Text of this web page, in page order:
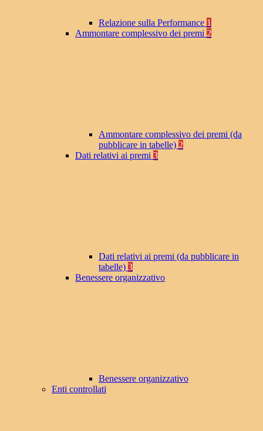
Relazione sulla Performance 1
Ammontare complessivo dei premi 2
Ammontare complessivo dei premi (da
pubblicare in tabelle) 2
Dati relativi ai premi 3
Dati relativi ai premi (da pubblicare in
tabelle) 3
Benessere organizzativo
Benessere organizzativo
Enti controllati